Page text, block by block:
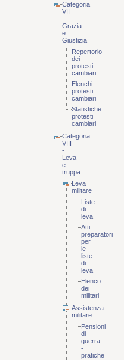
Categoria
VII
-
Grazia
e
Giustizia
Repertorio
dei
protesti
cambiari
Elenchi
protesti
cambiari
Statistiche
protesti
cambiari
Categoria
VIII
-
Leva
e
truppa
Leva
militare
Liste
di
leva
Atti
preparatori
per
le
liste
di
leva
Elenco
dei
militari
Assistenza
militare
Pensioni
di
guerra
-
pratiche